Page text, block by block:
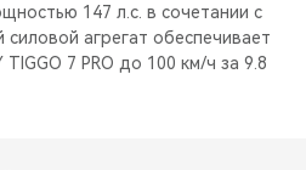
147 л.с. в сочетании с
агрегат обеспечивает
TIGGO 7 PRO до 100 км/ч за 9.8